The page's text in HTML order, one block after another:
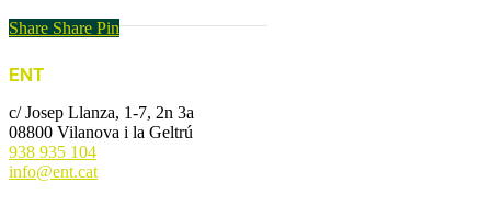
Share Share Pin
ENT
c/ Josep Llanza, 1-7, 2n 3a
08800 Vilanova i la Geltrú
938 935 104
info@ent.cat